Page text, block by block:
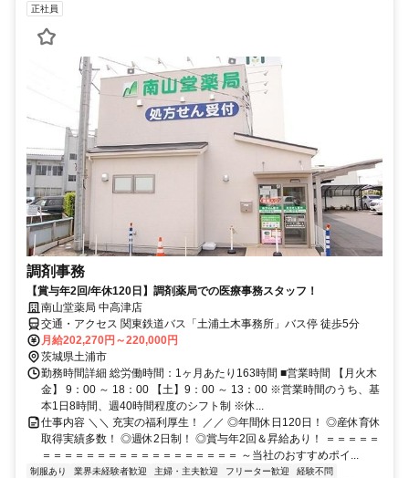
正社員
調剤事務
【賞与年2回/年休120日】調剤薬局での医療事務スタッフ！
南山堂薬局 中高津店
交通・アクセス 関東鉄道バス「土浦土木事務所」バス停 徒歩5分
月給202,270円～220,000円
茨城県土浦市
勤務時間詳細 総労働時間：1ヶ月あたり163時間 ■営業時間 【月火木
金】 9：00 ～ 18：00 【土】9：00 ～ 13：00 ※営業時間のうち、基
本1日8時間、週40時間程度のシフト制 ※休...
仕事内容 ＼＼ 充実の福利厚生！ ／／ ◎年間休日120日！ ◎産休育休
取得実績多数！ ◎週休2日制！ ◎賞与年2回＆昇給あり！ ＝＝＝＝＝
＝＝＝＝＝＝＝＝＝＝＝＝＝＝＝＝＝＝ ～当社のおすすめポイ...
制服あり 業界未経験者歓迎 主婦・主夫歓迎 フリーター歓迎
経験不問